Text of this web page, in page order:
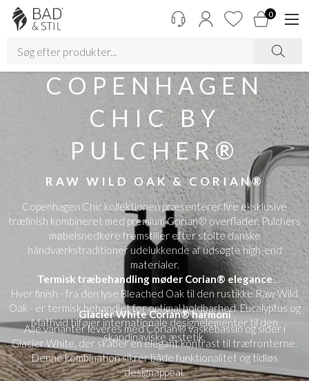
0
COPENHAGEN
CHIC BY
PULCHER®
RAW WILD OAK & CORIAN®
Copenhagen Chic kollektionen præsenterer fire eksklusive
træfinish kombineret med premium Corian® overflader. Pulchers
møbelsnedkere fremstiller efter stolte danske
håndværkstraditioner udelukkende af udsøgte high-end
materialer.
Termisk træbehandling møder Corian® elegance
Hver finish - fra den lyse Bleached Oak til den rustikke Raw Wild
Oak - er termisk behandlet for optimal holdbarhed. Eucalyptus og
Mathvid tilføjer internationale designelementer til den
skandinaviske æstetik.
Glacier White Corian® harmoni
Alle varianter leveres med Corian® vaskebassin og sider i
Glacier White, der skaber en elegant kontrast til træfronterne.
Denne kombination sikrer både funktionalitet og tidløs
designappeal.